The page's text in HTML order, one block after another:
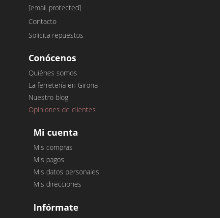
[email protected]
Contacto
Solicita repuestos
Conócenos
Quiénes somos
La ferretería en Girona
Nuestro blog
Opiniones de clientes
Mi cuenta
Mis compras
Mis pagos
Mis datos personales
Mis direcciones
Infórmate